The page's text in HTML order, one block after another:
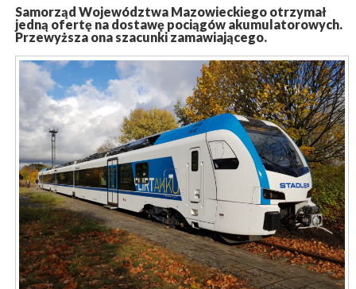
Samorząd Województwa Mazowieckiego otrzymał
jedną ofertę na dostawę pociągów akumulatorowych.
Przewyższa ona szacunki zamawiającego.